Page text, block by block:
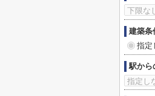
建築条
指定
駅から